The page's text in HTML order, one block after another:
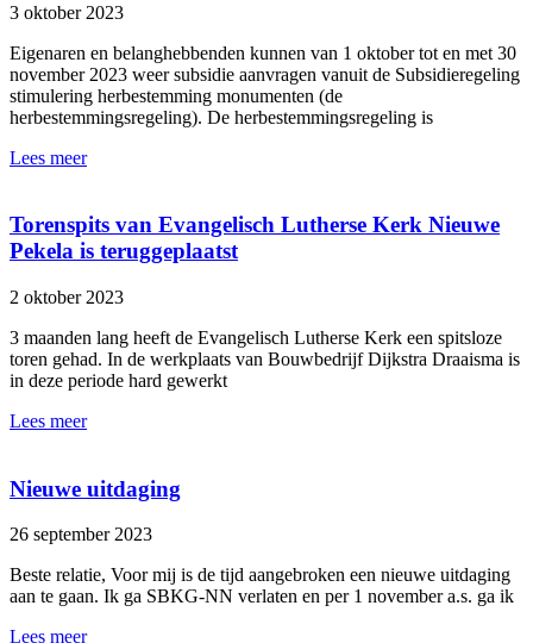
3 oktober 2023
Eigenaren en belanghebbenden kunnen van 1 oktober tot en met 30
november 2023 weer subsidie aanvragen vanuit de Subsidieregeling
stimulering herbestemming monumenten (de
herbestemmingsregeling). De herbestemmingsregeling is
Lees meer
Torenspits van Evangelisch Lutherse Kerk Nieuwe
Pekela is teruggeplaatst
2 oktober 2023
3 maanden lang heeft de Evangelisch Lutherse Kerk een spitsloze
toren gehad. In de werkplaats van Bouwbedrijf Dijkstra Draaisma is
in deze periode hard gewerkt
Lees meer
Nieuwe uitdaging
26 september 2023
Beste relatie, Voor mij is de tijd aangebroken een nieuwe uitdaging
aan te gaan. Ik ga SBKG-NN verlaten en per 1 november a.s. ga ik
Lees meer